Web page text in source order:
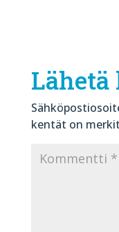
kentät on